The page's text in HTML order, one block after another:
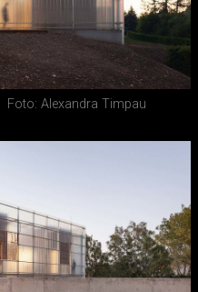
Foto: Alexandra Timpau